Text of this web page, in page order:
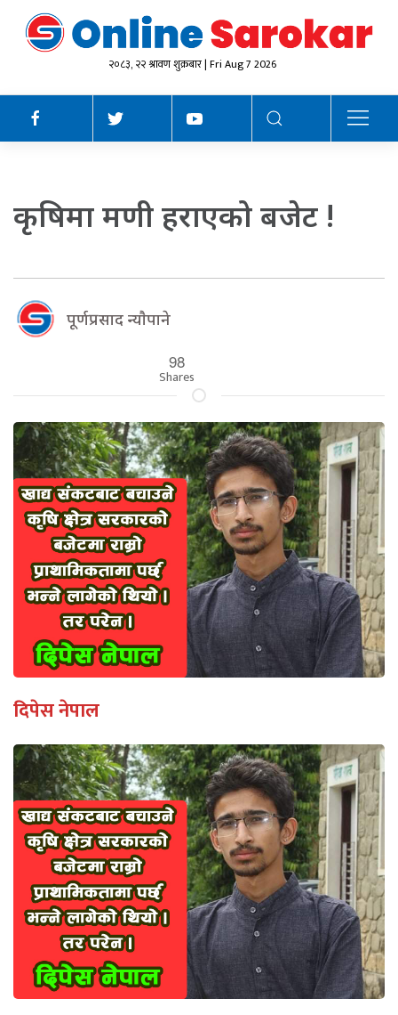
२०८३, २२ श्रावण शुक्रबार | Fri Aug 7 2026
कृषिमा मणी हराएको बजेट !
पूर्णप्रसाद न्याैपाने
98
Shares
दिपेस नेपाल